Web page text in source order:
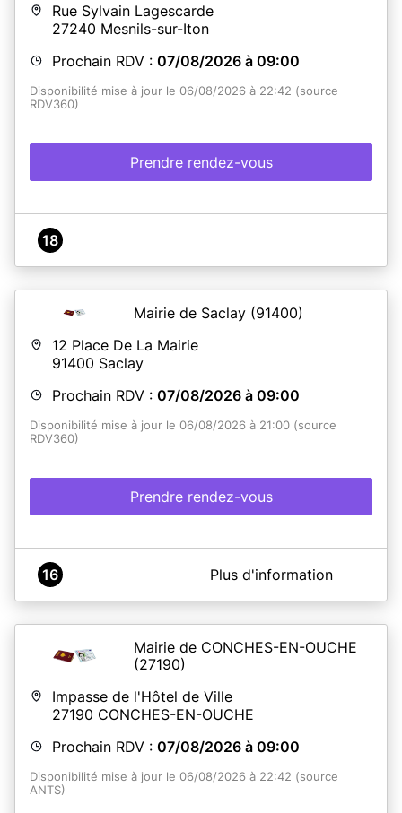
Rue Sylvain Lagescarde
27240 Mesnils-sur-Iton
Prochain RDV : 07/08/2026 à 09:00
Disponibilité mise à jour le 06/08/2026 à 22:42 (source
RDV360)
Prendre rendez-vous
18
Mairie de Saclay (91400)
12 Place De La Mairie
91400 Saclay
Prochain RDV : 07/08/2026 à 09:00
Disponibilité mise à jour le 06/08/2026 à 21:00 (source
RDV360)
Prendre rendez-vous
A propos de Mairie de SACLAY
En savoir plus
16 Plus d'information
Mairie de CONCHES-EN-OUCHE
(27190)
Impasse de l'Hôtel de Ville
27190 CONCHES-EN-OUCHE
Prochain RDV : 07/08/2026 à 09:00
Disponibilité mise à jour le 06/08/2026 à 22:42 (source
ANTS)